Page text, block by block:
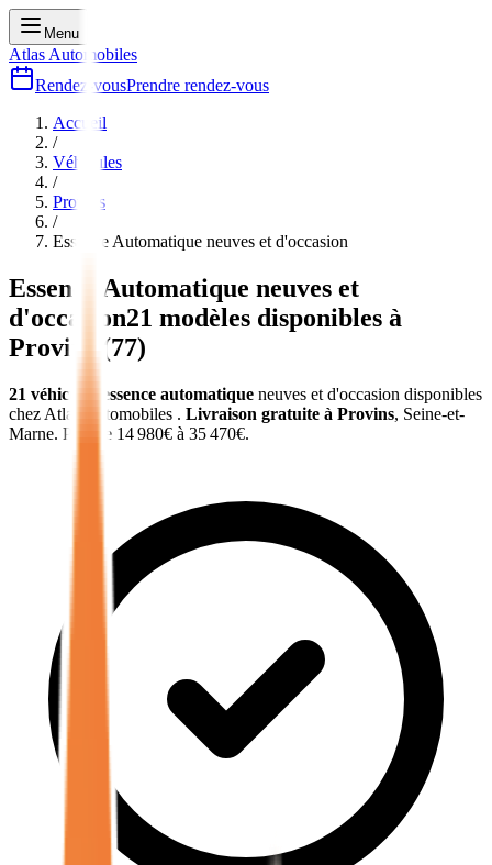
Menu
Atlas Automobiles
Rendez-vousPrendre rendez-vous
Accueil
/
Véhicules
/
Provins
/
Essence Automatique neuves et d'occasion
Essence Automatique neuves et
d'occasion21 modèles disponibles à
Provins
(77)
21 véhicules essence automatique neuves et d'occasion disponibles
chez Atlas Automobiles . Livraison gratuite à Provins, Seine-et-
Marne. Prix de 14 980€ à 35 470€.